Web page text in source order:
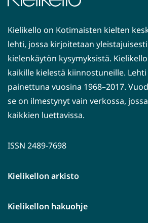
Kielikello on Kotimaisten kielten
lehti, jossa kirjoitetaan
kielenkäytön kysymyksistä.
kaikille kielestä kiinnostuneille.
painettuna vuosina 1968–2017.
se on ilmestynyt vain verkossa,
kaikkien luettavissa.
ISSN 2489-7698
Kielikellon arkisto
Kielikellon hakuohje